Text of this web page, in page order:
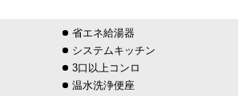
省エネ給湯器
システムキッチン
3口以上コンロ
温水洗浄便座